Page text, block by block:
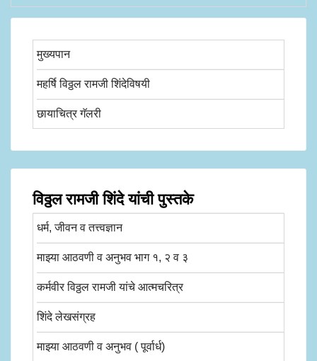
मुख्यपान
महर्षि विठ्ठल रामजी शिंदेविषयी
छायाचित्र गॅलरी
विठ्ठल रामजी शिंदे यांची पुस्तके
धर्म, जीवन व तत्त्वज्ञान
माझ्या आठवणी व अनुभव भाग १, २ व ३
कर्मवीर विठ्ठल रामजी यांचे आत्मचरित्र
शिंदे लेखसंग्रह
माझ्या आठवणी व अनुभव ( पूर्वार्ध)